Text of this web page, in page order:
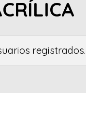
registrados.